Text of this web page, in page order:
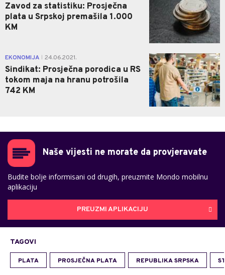
Zavod za statistiku: Prosječna
plata u Srpskoj premašila 1.000
KM
EKONOMIJA 24.06.2021.
Sindikat: Prosječna porodica u RS
tokom maja na hranu potrošila
742 KM
0
Naše vijesti ne morate da provjeravate
Budite bolje informisani od drugih, preuzmite Mondo mobilnu
aplikaciju
PREUZMI APLIKACIJU
TAGOVI
PLATA PROSJEČNA PLATA REPUBLIKA SRPSKA